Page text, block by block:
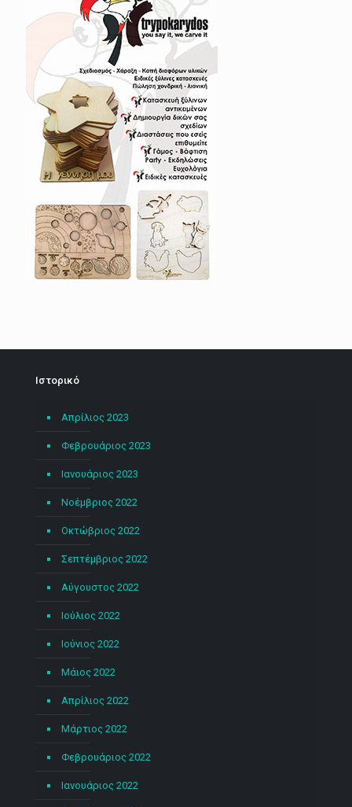
Ιστορικό
Απρίλιος 2023
Φεβρουάριος 2023
Ιανουάριος 2023
Νοέμβριος 2022
Οκτώβριος 2022
Σεπτέμβριος 2022
Αύγουστος 2022
Ιούλιος 2022
Ιούνιος 2022
Μάιος 2022
Απρίλιος 2022
Μάρτιος 2022
Φεβρουάριος 2022
Ιανουάριος 2022